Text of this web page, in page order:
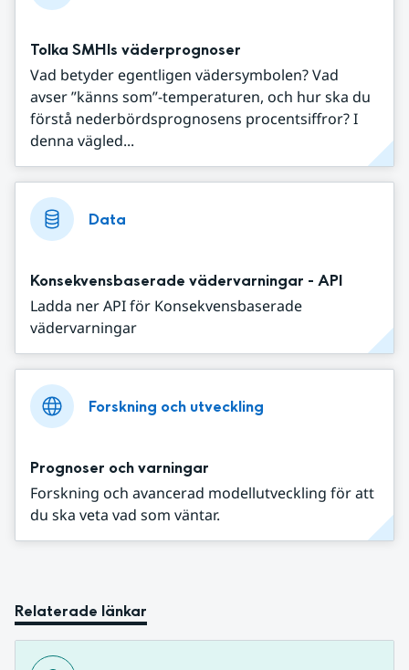
Tolka SMHIs väderprognoser
Vad betyder egentligen vädersymbolen? Vad
avser ”känns som”-temperaturen, och hur ska du
förstå nederbördsprognosens procentsiffror? I
denna vägled...
Data
Konsekvensbaserade vädervarningar - API
Ladda ner API för Konsekvensbaserade
vädervarningar
Forskning och utveckling
Prognoser och varningar
Forskning och avancerad modellutveckling för att
du ska veta vad som väntar.
Relaterade länkar